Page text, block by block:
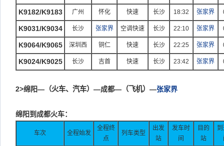
K9182/K9183 广州 怀化 快速 长沙 18:32 张家界
K9031/K9034 长沙 张家界 空调快速 长沙 22:10 张家界
K9064/K9065 深圳西 铜仁 快速 长沙 22:25 张家界
K9024/K9025 长沙 吉首 快速 长沙 23:42 张家界
2>绵阳— （火车、汽车） —成都— （飞机） —张家界
绵阳到成都火车：
车次 全程始发
全程终
点
列车类型
出发
站
发车时
间
目的
站